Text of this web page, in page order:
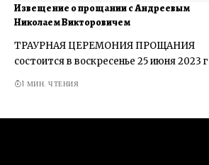
Извещение о прощании с Андреевым
Николаем Викторовичем
ТРАУРНАЯ ЦЕРЕМОНИЯ ПРОЩАНИЯ
состоится в воскресенье 25 июня 2023 г
1 МИН. ЧТЕНИЯ